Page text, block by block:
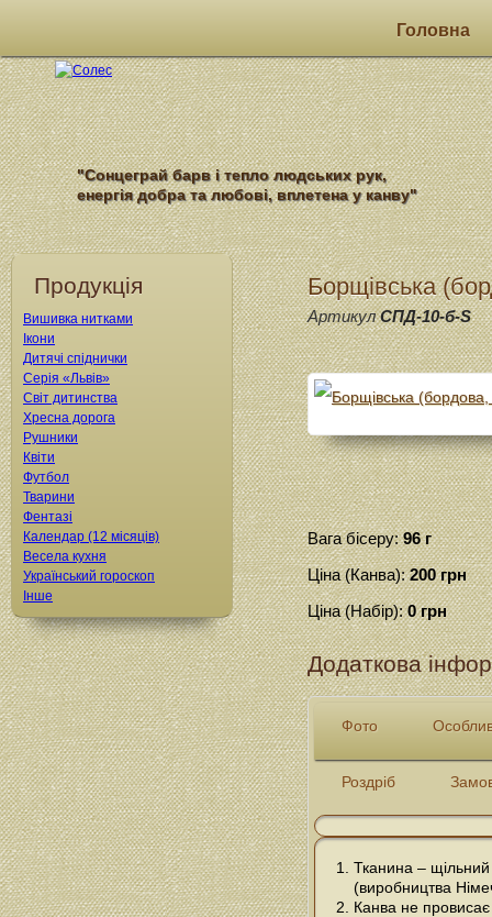
Головна
"Сонцеграй барв і тепло людських рук,
енергія добра та любові, вплетена у канву"
Борщівська
АртикулСПД-10-б-S
Вага бісеру:96 г
Ціна (Канва):200 грн
Ціна (Набір):0 грн
Додаткова
Фото
Роздріб
Тканина –
(виробництва
Канва не провисає
Продукція
Вишивка нитками
Ікони
Дитячі спіднички
Серія «Львів»
Світ дитинства
Хресна дорога
Рушники
Квіти
Футбол
Тварини
Фентазі
Календар (12 місяців)
Весела кухня
Український гороскоп
Інше